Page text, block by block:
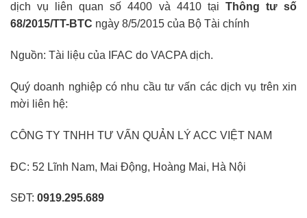
dịch vụ liên quan số 4400 và 4410 tại Thông tư số
68/2015/TT-BTC ngày 8/5/2015 của Bộ Tài chính
Nguồn: Tài liệu của IFAC do VACPA dịch.
Quý doanh nghiệp có nhu cầu tư vấn các dịch vụ trên xin
mời liên hệ:
CÔNG TY TNHH TƯ VẤN QUẢN LÝ ACC VIỆT NAM
ĐC: 52 Lĩnh Nam, Mai Động, Hoàng Mai, Hà Nội
SĐT: 0919.295.689